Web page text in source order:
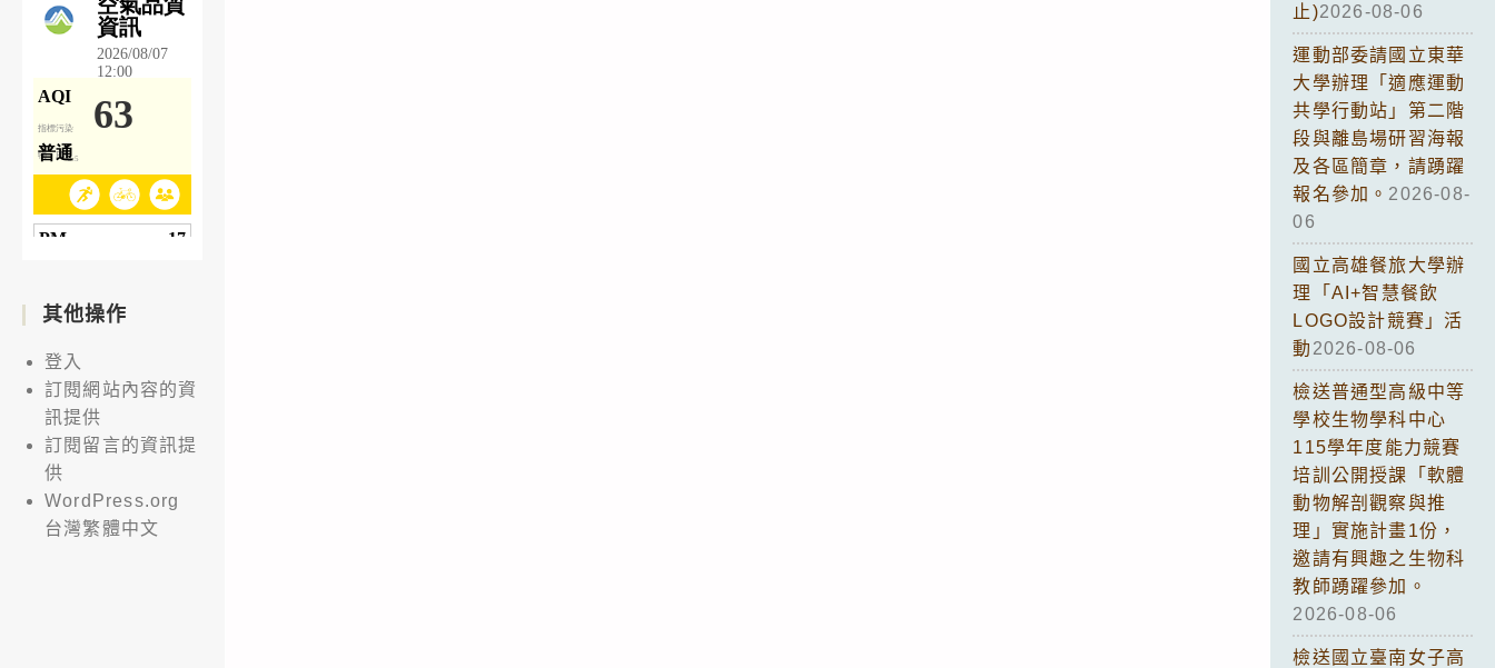
其他操作
登入
訂閱網站內容的資
訊提供
訂閱留言的資訊提
供
WordPress.org
台灣繁體中文
止)2026-08-06
運動部委請國立東華
大學辦理「適應運動
共學行動站」第二階
段與離島場研習海報
及各區簡章，請踴躍
報名參加。 2026-08-
06
國立高雄餐旅大學辦
理「AI+智慧餐飲
LOGO設計競賽」活
動 2026-08-06
檢送普通型高級中等
學校生物學科中心
115學年度能力競賽
培訓公開授課「軟體
動物解剖觀察與推
理」實施計畫1份，
邀請有興趣之生物科
教師踴躍參加。
2026-08-06
檢送國立臺南女子高